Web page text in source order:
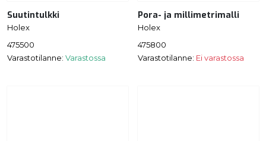
Suutintulkki
Holex
475500
Varastotilanne: Varastossa
Pora- ja millimetrimalli
Holex
475800
Varastotilanne: Ei varastossa